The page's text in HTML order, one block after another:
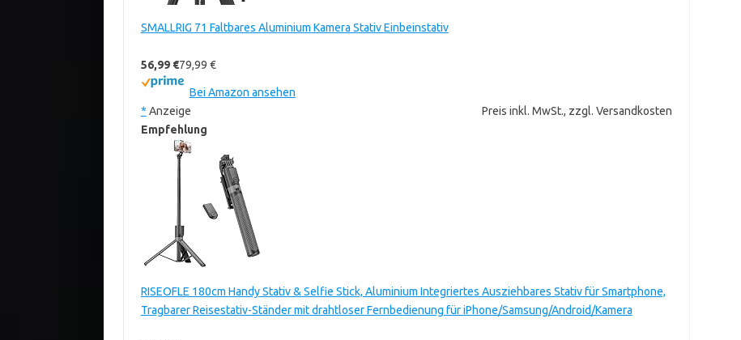
SMALLRIG 71 Faltbares Aluminium Kamera Stativ Einbeinstativ
56,99 €79,99 €
Bei Amazon ansehen
* Anzeige
Preis inkl. MwSt., zzgl. Versandkosten
Empfehlung
RISEOFLE 180cm Handy Stativ & Selfie Stick, Aluminium Integriertes Ausziehbares Stativ für Smartphone,
Tragbarer Reisestativ-Ständer mit drahtloser Fernbedienung für iPhone/Samsung/Android/Kamera